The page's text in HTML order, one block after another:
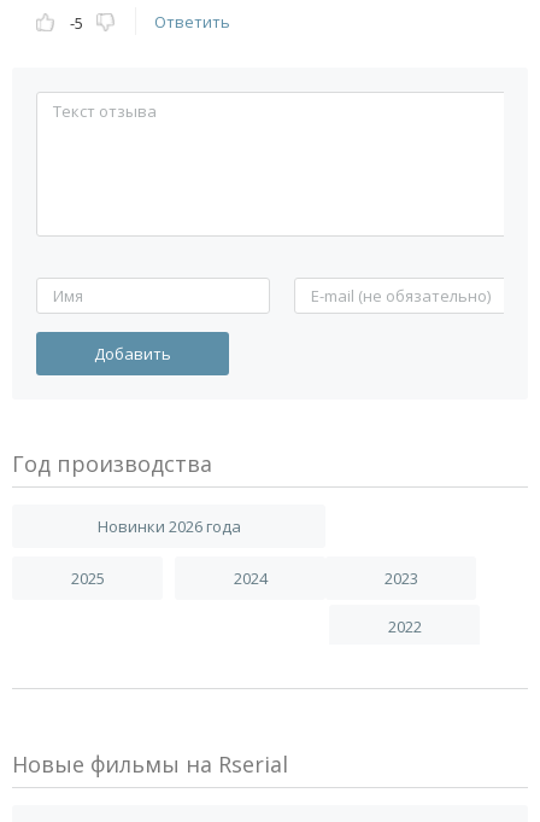
-5
Ответить
Год производства
Новинки 2026 года
2025 2024 2023
2022
Новые фильмы на Rserial